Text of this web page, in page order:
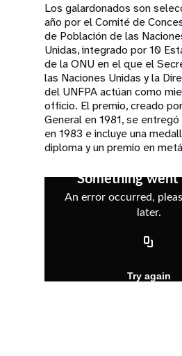
Los galardonados son
año por el Comité de
de Población de las
Unidas, integrado por 10
de la ONU en el que el
las Naciones Unidas y la
del UNFPA actúan como
officio. El premio, creado
General en 1981, se
en 1983 e incluye una
diploma y un premio en